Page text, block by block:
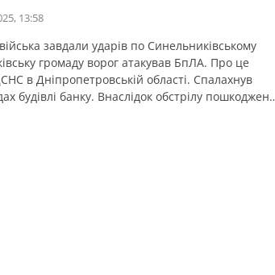
13:58
завдали ударів по Синельниківському
громаду ворог атакував БпЛА. Про це
в Дніпропетровській області. Спалахнув
будівлі банку. Внаслідок обстрілу пошкоджене